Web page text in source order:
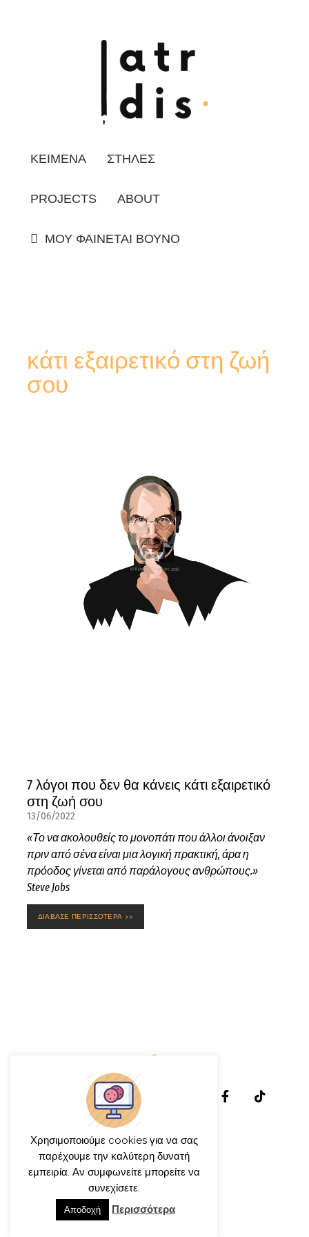
ΚΕΙΜΕΝΑ ΣΤΗΛΕΣ
PROJECTS ABOUT
ΜΟΥ ΦΑΙΝΕΤΑΙ ΒΟΥΝΟ
κάτι εξαιρετικό στη ζωή
σου
7 λόγοι που δεν θα κάνεις κάτι εξαιρετικό
στη ζωή σου
13/06/2022
«Το να ακολουθείς το μονοπάτι που άλλοι άνοιξαν
πριν από σένα είναι μια λογική πρακτική, άρα η
πρόοδος γίνεται από παράλογους ανθρώπους.»
Steve Jobs
ΔΙΑΒΑΣΕ ΠΕΡΙΣΣΟΤΕΡΑ >>
© γιώργος ιατρίδης 2013-2026
Χρησιμοποιούμε cookies για να σας
παρέχουμε την καλύτερη δυνατή
εμπειρία. Αν συμφωνείτε μπορείτε να
συνεχίσετε.
Αποδοχή Περισσότερα